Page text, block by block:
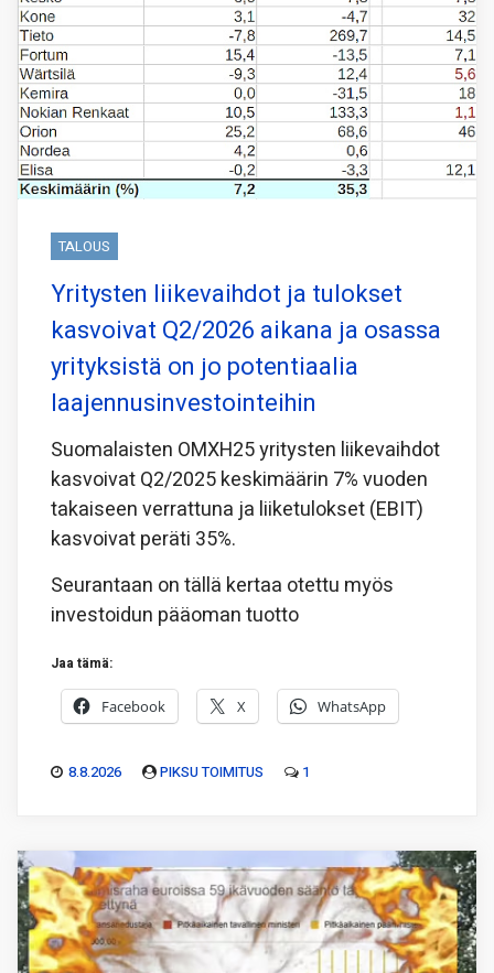
TALOUS
Yritysten liikevaihdot ja tulokset
kasvoivat Q2/2026 aikana ja osassa
yrityksistä on jo potentiaalia
laajennusinvestointeihin
Suomalaisten OMXH25 yritysten liikevaihdot
kasvoivat Q2/2025 keskimäärin 7% vuoden
takaiseen verrattuna ja liiketulokset (EBIT)
kasvoivat peräti 35%.
Seurantaan on tällä kertaa otettu myös
investoidun pääoman tuotto
Jaa tämä:
Facebook X WhatsApp
8.8.2026 PIKSU TOIMITUS 1